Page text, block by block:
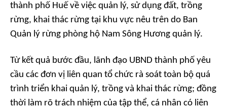
thành phố Huế về việc quản lý, sử dụng đất, trồng
rừng, khai thác rừng tại khu vực nêu trên do Ban
Quản lý rừng phòng hộ Nam Sông Hương quản lý.
Từ kết quả bước đầu, lãnh đạo UBND thành phố yêu
cầu các đơn vị liên quan tổ chức rà soát toàn bộ quá
trình triển khai quản lý, trồng và khai thác rừng; đồng
thời làm rõ trách nhiệm của tập thể, cá nhân có liên